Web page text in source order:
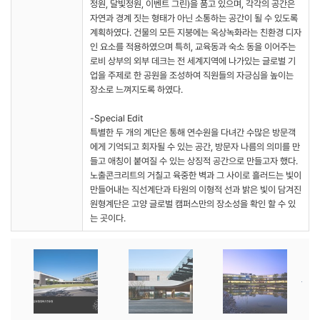
정원, 달빛정원, 이벤트 그린)을 품고 있으며, 각각의 공간은
자연과 경계 짓는 형태가 아닌 소통하는 공간이 될 수 있도록
계획하였다. 건물의 모든 지붕에는 옥상녹화라는 친환경 디자
인 요소를 적용하였으며 특히, 교육동과 숙소 동을 이어주는
로비 상부의 외부 데크는 전 세계지역에 나가있는 글로벌 기
업을 주제로 한 공원을 조성하여 직원들의 자긍심을 높이는
장소로 느껴지도록 하였다.
-Special Edit
특별한 두 개의 계단은 통해 연수원을 다녀간 수많은 방문객
에게 기억되고 회자될 수 있는 공간, 방문자 나름의 의미를 만
들고 애칭이 붙여질 수 있는 상징적 공간으로 만들고자 했다.
노출콘크리트의 거칠고 육중한 벽과 그 사이로 흘러드는 빛이
만들어내는 직선계단과 타원의 이형적 선과 밝은 빛이 담겨진
원형계단은 고양 글로벌 캠퍼스만의 장소성을 확인 할 수 있
는 곳이다.